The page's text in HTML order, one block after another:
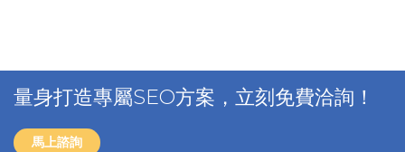
量身打造專屬SEO方案，立刻免費洽詢！
馬上諮詢